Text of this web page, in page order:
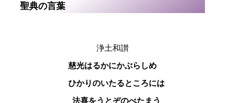
聖典の言葉
浄土和讃
慈光はるかにかぶらしめ
ひかりのいたるところには
法喜をうとぞのべたまう